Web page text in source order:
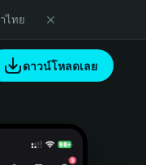
ไทย
ดาวน์โหลดเลย